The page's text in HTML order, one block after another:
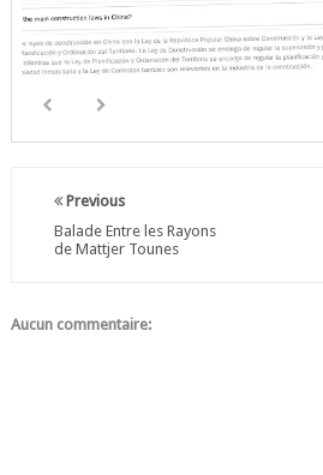
Previous
Balade Entre les Rayons
de Mattjer Tounes
Aucun commentaire: